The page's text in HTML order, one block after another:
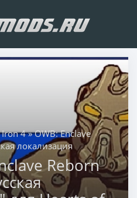
4» OWB: Enclave
локализация
Reborn